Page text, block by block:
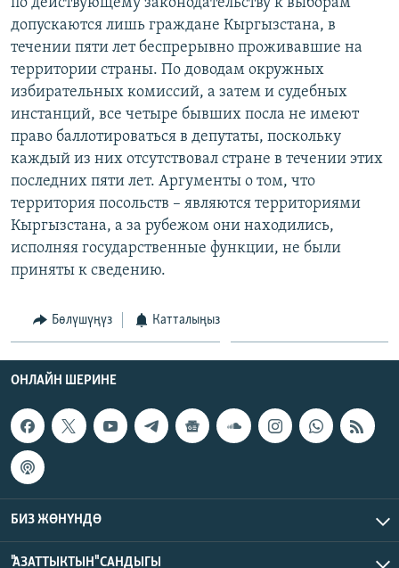
допускаются лишь граждане Кыргызстана, в
течении пяти лет беспрерывно проживавшие на
территории страны. По доводам окружных
избирательных комиссий, а затем и судебных
инстанций, все четыре бывших посла не имеют
право баллотироваться в депутаты, поскольку
каждый из них отсутствовал стране в течении этих
последних пяти лет. Аргументы о том, что
территория посольств – являются территориями
Кыргызстана, а за рубежом они находились,
исполняя государственные функции, не были
приняты к сведению.
Бөлүшүңүз Катталыңыз
ОНЛАЙН ШЕРИНЕ
БИЗ ЖӨНҮНДӨ
"АЗАТТЫКТЫН" САНДЫГЫ